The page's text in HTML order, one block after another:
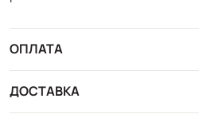
ОПЛАТА
ДОСТАВКА